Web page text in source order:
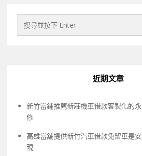
近期文章
新竹當鋪推薦新莊機車借款客製化的
修
高雄當舖提供新竹汽車借款免留車是
現